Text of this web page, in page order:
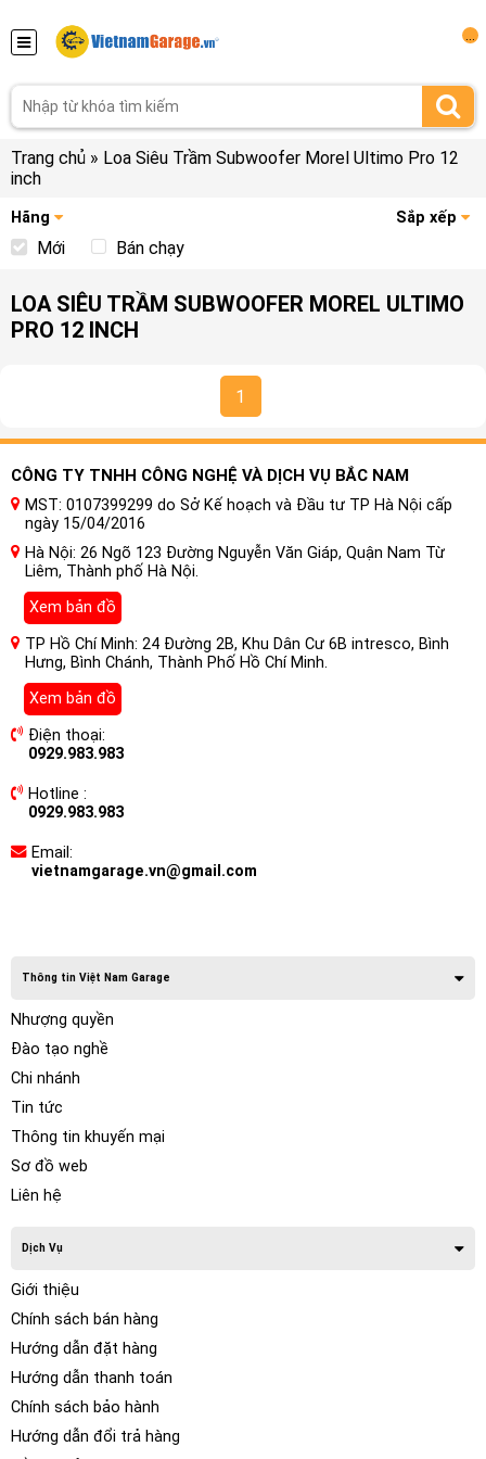
Trang chủ » Loa Siêu Trầm Subwoofer Morel Ultimo Pro 12
inch
Hãng Sắp xếp
Mới Bán chạy
LOA SIÊU TRẦM SUBWOOFER MOREL ULTIMO
PRO 12 INCH
1
CÔNG TY TNHH CÔNG NGHỆ VÀ DỊCH VỤ BẮC NAM
MST: 0107399299 do Sở Kế hoạch và Đầu tư TP Hà Nội cấp
ngày 15/04/2016
Hà Nội: 26 Ngõ 123 Đường Nguyễn Văn Giáp, Quận Nam Từ
Liêm, Thành phố Hà Nội.
Xem bản đồ
TP Hồ Chí Minh: 24 Đường 2B, Khu Dân Cư 6B intresco, Bình
Hưng, Bình Chánh, Thành Phố Hồ Chí Minh.
Xem bản đồ
Điện thoại:
0929.983.983
Hotline :
0929.983.983
Email:
vietnamgarage.vn@gmail.com
Thông tin Việt Nam Garage
Nhượng quyền
Đào tạo nghề
Chi nhánh
Tin tức
Thông tin khuyến mại
Sơ đồ web
Liên hệ
Dịch Vụ
Giới thiệu
Chính sách bán hàng
Hướng dẫn đặt hàng
Hướng dẫn thanh toán
Chính sách bảo hành
Hướng dẫn đổi trả hàng